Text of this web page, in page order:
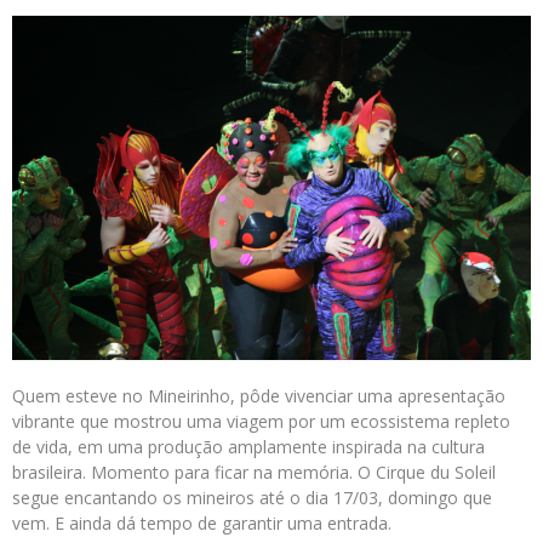
Quem esteve no Mineirinho, pôde vivenciar uma apresentação
vibrante que mostrou uma viagem por um ecossistema repleto
de vida, em uma produção amplamente inspirada na cultura
brasileira. Momento para ficar na memória. O Cirque du Soleil
segue encantando os mineiros até o dia 17/03, domingo que
vem. E ainda dá tempo de garantir uma entrada.